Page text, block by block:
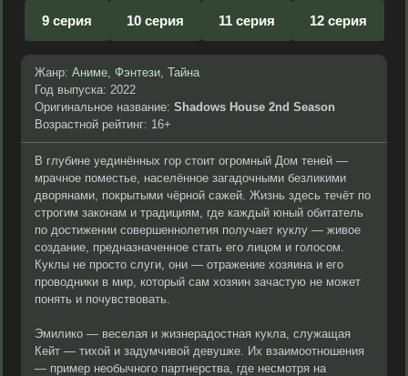
9 серия 10 серия 11 серия 12 серия
Жанр: Аниме, Фэнтези, Тайна
Год выпуска: 2022
Оригинальное название: Shadows House 2nd Season
Возрастной рейтинг: 16+
В глубине уединённых гор стоит огромный Дом теней —
мрачное поместье, населённое загадочными безликими
дворянами, покрытыми чёрной сажей. Жизнь здесь течёт по
строгим законам и традициям, где каждый юный обитатель
по достижении совершеннолетия получает куклу — живое
создание, предназначенное стать его лицом и голосом.
Куклы не просто слуги, они — отражение хозяина и его
проводники в мир, который сам хозяин зачастую не может
понять и почувствовать.
Эмилико — веселая и жизнерадостная кукла, служащая
Кейт — тихой и задумчивой девушке. Их взаимоотношения
— пример необычного партнерства, где несмотря на